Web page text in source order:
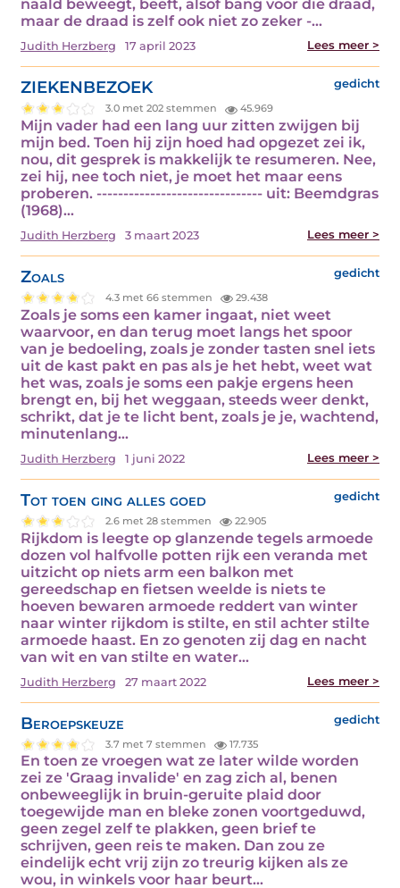
naald beweegt, beeft, alsof bang voor die draad,
maar de draad is zelf ook niet zo zeker -…
Judith Herzberg 17 april 2023 Lees meer >
ZIEKENBEZOEK gedicht
3.0 met 202 stemmen 45.969
Mijn vader had een lang uur zitten zwijgen bij
mijn bed. Toen hij zijn hoed had opgezet zei ik,
nou, dit gesprek is makkelijk te resumeren. Nee,
zei hij, nee toch niet, je moet het maar eens
proberen. ------------------------------- uit: Beemdgras
(1968)…
Judith Herzberg 3 maart 2023 Lees meer >
Zoals gedicht
4.3 met 66 stemmen 29.438
Zoals je soms een kamer ingaat, niet weet
waarvoor, en dan terug moet langs het spoor
van je bedoeling, zoals je zonder tasten snel iets
uit de kast pakt en pas als je het hebt, weet wat
het was, zoals je soms een pakje ergens heen
brengt en, bij het weggaan, steeds weer denkt,
schrikt, dat je te licht bent, zoals je je, wachtend,
minutenlang…
Judith Herzberg 1 juni 2022 Lees meer >
Tot toen ging alles goed gedicht
2.6 met 28 stemmen 22.905
Rijkdom is leegte op glanzende tegels armoede
dozen vol halfvolle potten rijk een veranda met
uitzicht op niets arm een balkon met
gereedschap en fietsen weelde is niets te
hoeven bewaren armoede reddert van winter
naar winter rijkdom is stilte, en stil achter stilte
armoede haast. En zo genoten zij dag en nacht
van wit en van stilte en water…
Judith Herzberg 27 maart 2022 Lees meer >
Beroepskeuze gedicht
3.7 met 7 stemmen 17.735
En toen ze vroegen wat ze later wilde worden
zei ze 'Graag invalide' en zag zich al, benen
onbeweeglijk in bruin-geruite plaid door
toegewijde man en bleke zonen voortgeduwd,
geen zegel zelf te plakken, geen brief te
schrijven, geen reis te maken. Dan zou ze
eindelijk echt vrij zijn zo treurig kijken als ze
wou, in winkels voor haar beurt…